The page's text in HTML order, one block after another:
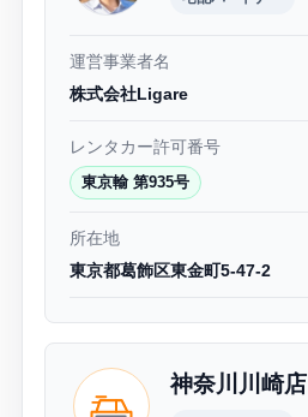
運営事業者名
株式会社Ligare
レンタカー許可番号
東京輸 第935号
所在地
東京都葛飾区東金町5-47-2
神奈川川崎店